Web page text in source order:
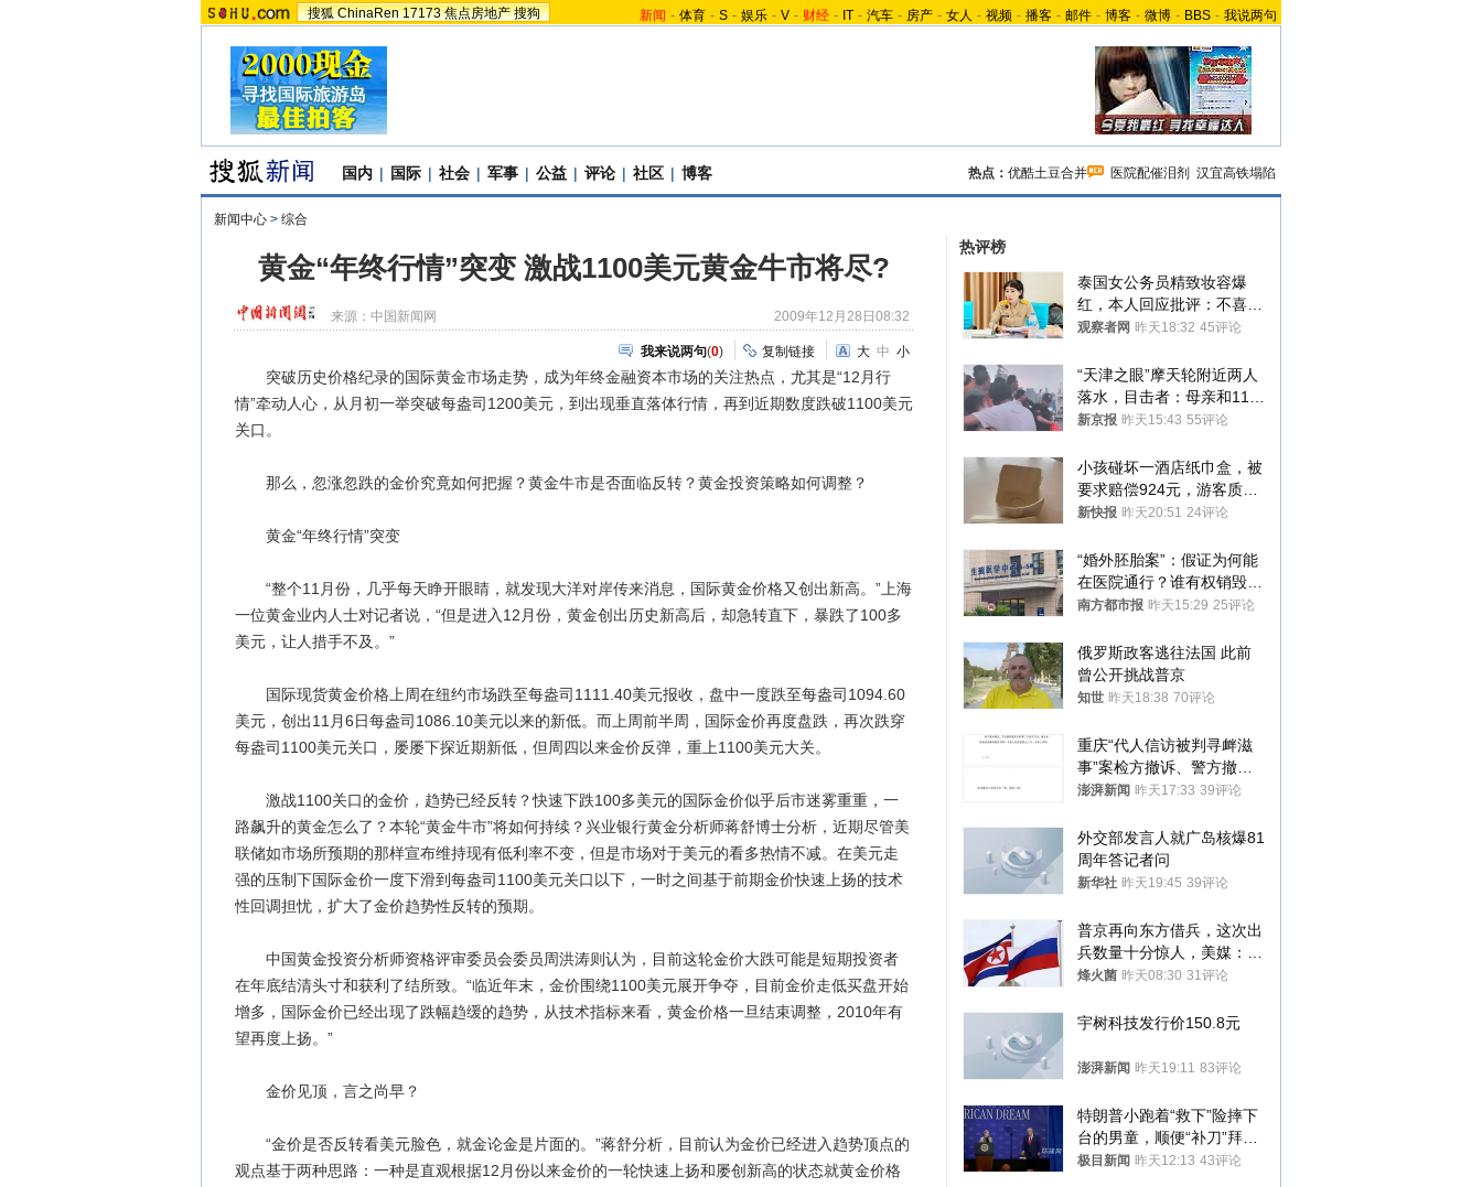
搜狐 ChinaRen 17173 焦点房地产 搜狗 新闻 - 体育 - S - 娱乐 - V - 财经 - IT - 汽车 - 房产 - 女人 - 视频 - 播客 - 邮件 - 博客 - 微博 - BBS - 我说两句
国内 | 国际 | 社会 | 军事 | 公益 | 评论 | 社区 | 博客 热点： 优酷土豆合并 医院配催泪剂 汉宜高铁塌陷
新闻中心 > 综合
黄金“年终行情”突变 激战1100美元黄金牛市将尽?
来源： 中国新闻网 2009年12月28日08:32
我来说两句(0) 复制链接 大 中 小
突破历史价格纪录的国际黄金市场走势，成为年终金融资本市场的关注热点，尤其是“12月行
情”牵动人心，从月初一举突破每盎司1200美元，到出现垂直落体行情，再到近期数度跌破1100美元
关口。
那么，忽涨忽跌的金价究竟如何把握？黄金牛市是否面临反转？黄金投资策略如何调整？
黄金“年终行情”突变
“整个11月份，几乎每天睁开眼睛，就发现大洋对岸传来消息，国际黄金价格又创出新高。”上海
一位黄金业内人士对记者说，“但是进入12月份，黄金创出历史新高后，却急转直下，暴跌了100多
美元，让人措手不及。”
国际现货黄金价格上周在纽约市场跌至每盎司1111.40美元报收，盘中一度跌至每盎司1094.60
美元，创出11月6日每盎司1086.10美元以来的新低。而上周前半周，国际金价再度盘跌，再次跌穿
每盎司1100美元关口，屡屡下探近期新低，但周四以来金价反弹，重上1100美元大关。
激战1100关口的金价，趋势已经反转？快速下跌100多美元的国际金价似乎后市迷雾重重，一
路飙升的黄金怎么了？本轮“黄金牛市”将如何持续？兴业银行黄金分析师蒋舒博士分析，近期尽管美
联储如市场所预期的那样宣布维持现有低利率不变，但是市场对于美元的看多热情不减。在美元走
强的压制下国际金价一度下滑到每盎司1100美元关口以下，一时之间基于前期金价快速上扬的技术
性回调担忧，扩大了金价趋势性反转的预期。
中国黄金投资分析师资格评审委员会委员周洪涛则认为，目前这轮金价大跌可能是短期投资者
在年底结清头寸和获利了结所致。“临近年末，金价围绕1100美元展开争夺，目前金价走低买盘开始
增多，国际金价已经出现了跌幅趋缓的趋势，从技术指标来看，黄金价格一旦结束调整，2010年有
望再度上扬。”
金价见顶，言之尚早？
“金价是否反转看美元脸色，就金论金是片面的。”蒋舒分析，目前认为金价已经进入趋势顶点的
观点基于两种思路：一种是直观根据12月份以来金价的一轮快速上扬和屡创新高的状态就黄金价格
热评榜
泰国女公务员精致妆容爆
红，本人回应批评：不喜欢
就别看
观察者网 昨天18:32 45评论
“天津之眼”摩天轮附近两人
落水，目击者：母亲和11岁
儿子先后被打捞上岸
新京报 昨天15:43 55评论
小孩碰坏一酒店纸巾盒，被
要求赔偿924元，游客质疑
酒店房客物品超高标价，市
新快报 昨天20:51 24评论
“婚外胚胎案”：假证为何能
在医院通行？谁有权销毁胚
胎？
南方都市报 昨天15:29 25评论
俄罗斯政客逃往法国 此前
曾公开挑战普京
知世 昨天18:38 70评论
重庆“代人信访被判寻衅滋
事”案检方撤诉、警方撤
案，两被告人获国赔
澎湃新闻 昨天17:33 39评论
外交部发言人就广岛核爆81
周年答记者问
新华社 昨天19:45 39评论
普京再向东方借兵，这次出
兵数量十分惊人，美媒：俄
朝要动真格？
烽火菌 昨天08:30 31评论
宇树科技发行价150.8元
澎湃新闻 昨天19:11 83评论
特朗普小跑着“救下”险摔下
台的男童，顺便“补刀”拜
登：“我可不想他像拜登一
极目新闻 昨天12:13 43评论